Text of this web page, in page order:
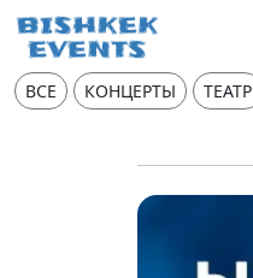
ВСЕ КОНЦЕРТЫ ТЕАТР